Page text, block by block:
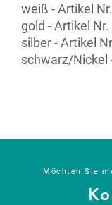
weiß - Artikel
gold - Artikel Nr.
silber - Artikel
schwarz/Nickel
Möchten Sie